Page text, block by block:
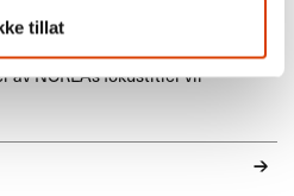
tillat
av NORLAs fokustitler vil